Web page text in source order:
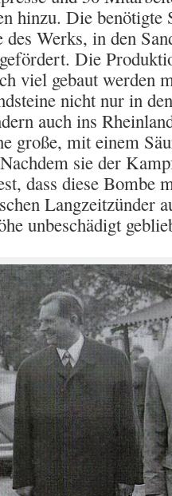
hinzu. Die benötigte
Werks, in den
Die
viel gebaut werden
nicht nur in
auch ins
große, mit einem
sie der
dass diese Bombe
Langzeitzünder
unbeschädigt